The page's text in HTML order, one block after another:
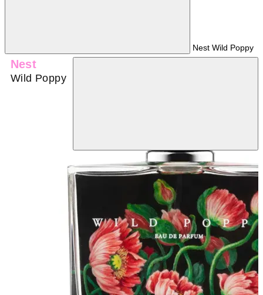
Nest Wild Poppy
Nest
Wild Poppy